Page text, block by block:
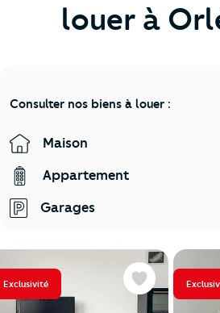
louer à
Consulter nos biens à louer :
Maison
Appartement
Garages
Exclusivité Favoris